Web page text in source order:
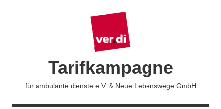
Tarifkampagne
für ambulante dienste e.V. & Neue Lebenswege GmbH